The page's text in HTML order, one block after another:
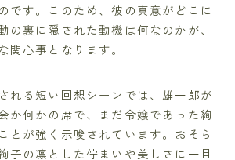
です。このため、彼の真意がどこに
の裏に隠された動機は何なのかが、
関心事となります。
れる短い回想シーンでは、雄一郎が
か何かの席で、まだ令嬢であった絢
とが強く示唆されています。おそら
子の凛とした佇まいや美しさに一目